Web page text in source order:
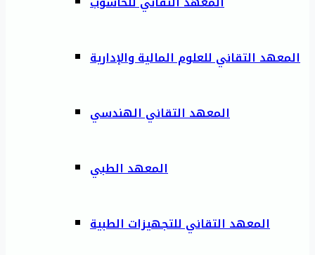
المعهد التقاني للعلوم المالية والإدارية
المعهد التقاني الهندسي
المعهد الطبي
المعهد التقاني للتجهيزات الطبية